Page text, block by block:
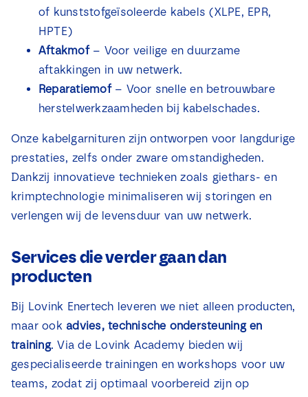
of kunststofgeïsoleerde kabels (XLPE, EPR,
HPTE)
Aftakmof– Voor veilige en duurzame
aftakkingen in uw netwerk.
Reparatiemof– Voor snelle en betrouwbare
herstelwerkzaamheden bij kabelschades.
Onze kabelgarnituren zijn ontworpen voor langdurige
prestaties, zelfs onder zware omstandigheden.
Dankzij innovatieve technieken zoals giethars- en
krimptechnologie minimaliseren wij storingen en
verlengen wij de levensduur van uw netwerk.
Services die verder gaan dan
producten
Bij Lovink Enertech leveren we niet alleen producten,
maar ook advies, technische ondersteuning en
training. Via de Lovink Academy bieden wij
gespecialiseerde trainingen en workshops voor uw
teams, zodat zij optimaal voorbereid zijn op